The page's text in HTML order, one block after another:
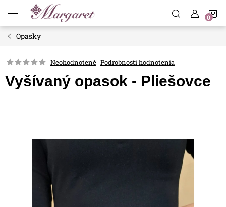
obsah
Opasky
Neohodnotené Podrobnosti hodnotenia
Vyšívaný opasok - Pliešovce